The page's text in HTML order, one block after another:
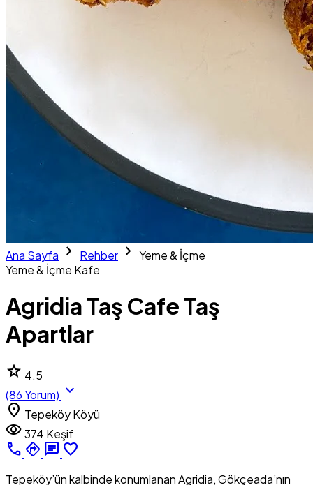
Ana Sayfa chevron_right Rehber chevron_right Yeme & İçme
Yeme & İçme Kafe
Agridia Taş Cafe Taş
Apartlar
star 4.5
(86 Yorum) expand_more
location_on Tepeköy Köyü
visibility374 Keşif
call directions chat favorite_border
Tepeköy’ün kalbinde konumlanan Agridia, Gökçeada’nın